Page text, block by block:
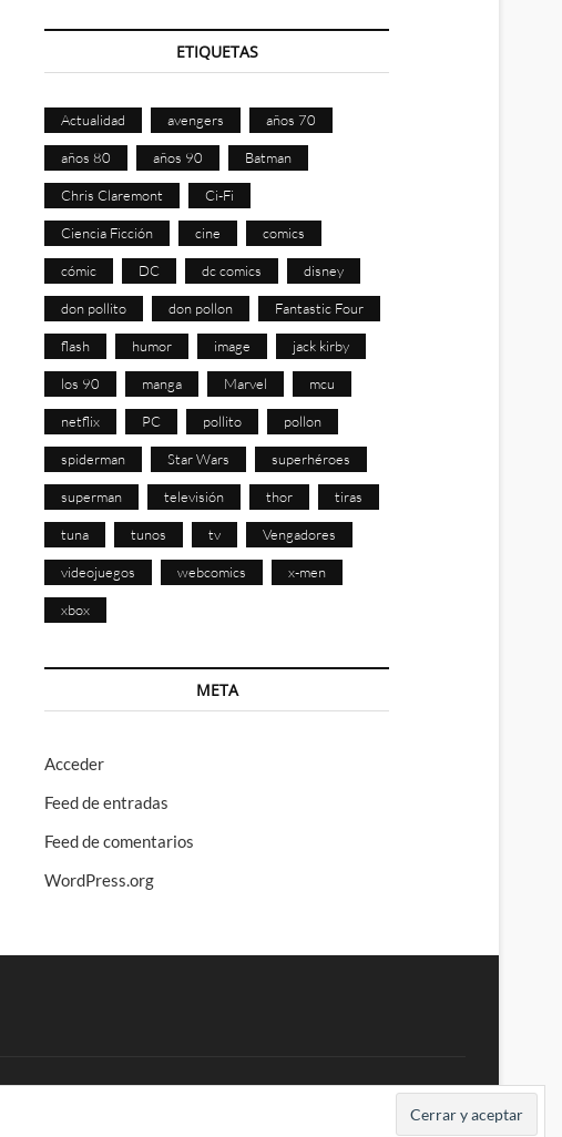
ETIQUETAS
Actualidad avengers años 70
años 80 años 90 Batman
Chris Claremont Ci-Fi
Ciencia Ficción cine comics
cómic DC dc comics disney
don pollito don pollon Fantastic Four
flash humor image jack kirby
los 90 manga Marvel mcu
netflix PC pollito pollon
spiderman Star Wars superhéroes
superman televisión thor tiras
tuna tunos tv Vengadores
videojuegos webcomics x-men
xbox
META
Acceder
Feed de entradas
Feed de comentarios
WordPress.org